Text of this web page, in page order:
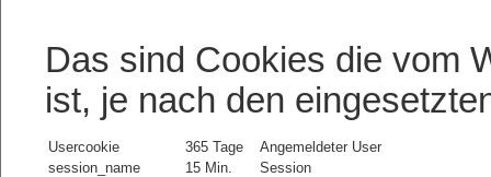
Das sind Cookies die vom
ist, je nach den
Usercookie 365 Tage
Angemeldeter User
session_name
15 Min.
Session